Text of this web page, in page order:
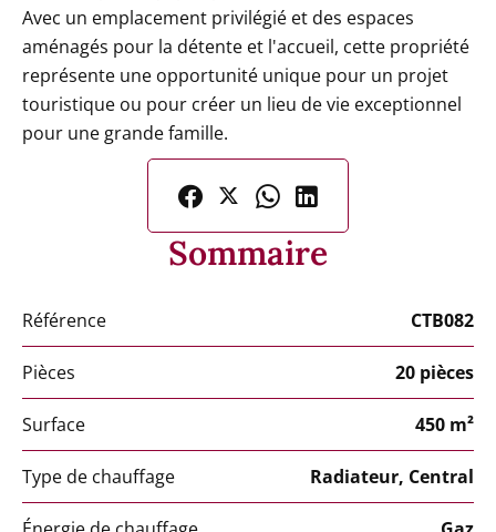
Avec un emplacement privilégié et des espaces
aménagés pour la détente et l'accueil, cette propriété
représente une opportunité unique pour un projet
touristique ou pour créer un lieu de vie exceptionnel
pour une grande famille.
Sommaire
Référence CTB082
Pièces 20 pièces
Surface 450 m²
Type de chauffage Radiateur, Central